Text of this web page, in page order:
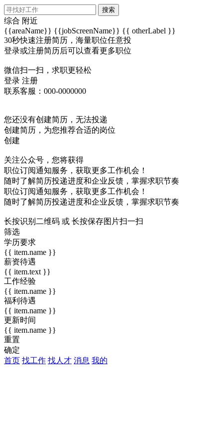
搜索
综合 附近
{{areaName}} {{jobScreenName}} {{ otherLabel }}
30秒快速注册简历，海量职位任意投
登录或注册简历后可以查看更多职位
微信扫一扫，求职更轻松
登录 注册
联系客服：000-0000000
您还没有创建简历，无法投递
创建简历，为您推荐合适的岗位
创建
关注公众号，您将获得
职位订阅通知服务，获取更多工作机会！
随时了解简历投递进度和企业反馈，掌握求职节奏
职位订阅通知服务，获取更多工作机会！
随时了解简历投递进度和企业反馈，掌握求职节奏
长按识别二维码 或 长按保存图片扫一扫
筛选
学历要求
{{ item.name }}
薪资待遇
{{ item.text }}
工作经验
{{ item.name }}
福利待遇
{{ item.name }}
更新时间
{{ item.name }}
重置
确定
首页 找工作 找人才 消息 我的